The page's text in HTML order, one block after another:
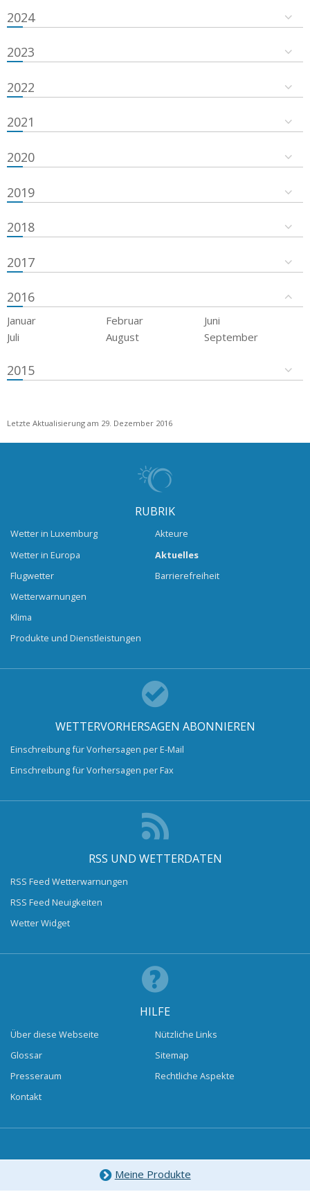
2024
2023
2022
2021
2020
2019
2018
2017
2016
Januar Februar
Juni
Juli
August September
2015
Letzte Aktualisierung am 29. Dezember 2016
RUBRIK
Wetter in Luxemburg
Wetter in Europa
Flugwetter
Wetterwarnungen
Klima
Produkte und Dienstleistungen
Akteure
Aktuelles
Barrierefreiheit
WETTERVORHERSAGEN ABONNIEREN
Einschreibung für Vorhersagen per E-Mail
Einschreibung für Vorhersagen per Fax
RSS UND WETTERDATEN
RSS Feed Wetterwarnungen
RSS Feed Neuigkeiten
Wetter Widget
HILFE
Über diese Webseite
Glossar
Presseraum
Kontakt
Nützliche Links
Sitemap
Rechtliche Aspekte
Meine Produkte